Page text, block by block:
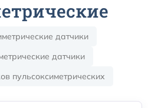
датчики
датчики
пульсоксиметрических